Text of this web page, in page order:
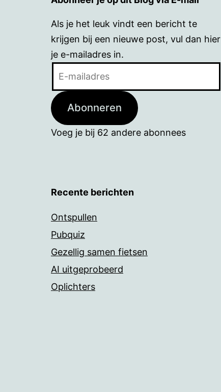
Als je het leuk vindt een bericht te
krijgen bij een nieuwe post, vul dan hier
je e-mailadres in.
Abonneren
Voeg je bij 62 andere abonnees
Recente berichten
Ontspullen
Pubquiz
Gezellig samen fietsen
AI uitgeprobeerd
Oplichters